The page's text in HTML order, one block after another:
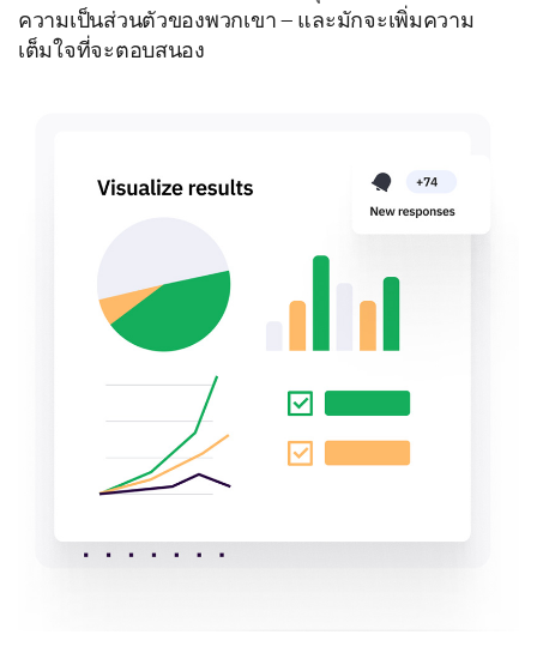
ความเป็นส่วนตัวของพวกเขา – และมักจะเพิ่มความ
เต็มใจที่จะตอบสนอง